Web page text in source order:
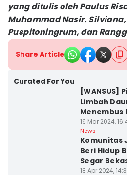
yang ditulis oleh Paulus
Muhammad Nasir,
Puspitoningrum, dan
Share Article
Curated For You
[WANSUS]
Limbah
Menembus
19 Mar 2024,
News
Komunitas
Beri Hidup
Segar
18 Apr 2024,